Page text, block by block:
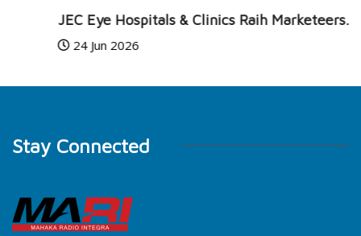
JEC Eye Hospitals & Clinics Raih Marketeers...
24 Jun 2026
Stay Connected